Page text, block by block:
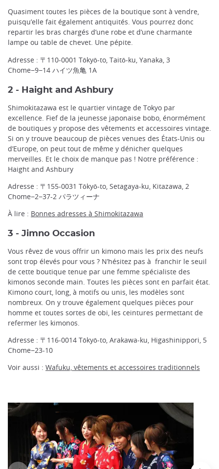
Quasiment toutes les pièces de la boutique sont à vendre,
puisqu’elle fait également antiquités. Vous pourrez donc
repartir les bras chargés d’une robe et d’une charmante
lampe ou table de chevet. Une pépite.
Adresse : 〒110-0001 Tōkyō-to, Taitō-ku, Yanaka, 3
Chome−9−14 ハイツ魚亀 1A
2 - Haight and Ashbury
Shimokitazawa est le quartier vintage de Tokyo par
excellence. Fief de la jeunesse japonaise bobo, énormément
de boutiques y propose des vêtements et accessoires vintage.
Si on y trouve beaucoup de pièces venues des États-Unis ou
d’Europe, on peut tout de même y dénicher quelques
merveilles. Et le choix de manque pas ! Notre préférence :
Haight and Ashbury
Adresse : 〒155-0031 Tōkyō-to, Setagaya-ku, Kitazawa, 2
Chome−2−37-2 パラツィーナ
À lire : Bonnes adresses à Shimokitazawa
3 - Jimno Occasion
Vous rêvez de vous offrir un kimono mais les prix des neufs
sont trop élevés pour vous ? N’hésitez pas à franchir le seuil
de cette boutique tenue par une femme spécialiste des
kimonos seconde main. Toutes les pièces sont en parfait état.
Kimono court, long, à motifs ou unis, les modèles sont
nombreux. On y trouve également quelques pièces pour
homme et toutes sortes de obi, les ceintures permettant de
refermer les kimonos.
Adresse : 〒116-0014 Tōkyō-to, Arakawa-ku, Higashinippori, 5
Chome−23-10
Voir aussi : Wafuku, vêtements et accessoires traditionnels